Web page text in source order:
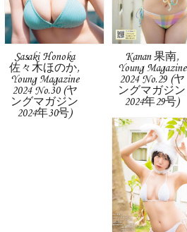
Sasaki Honoka
佐々木ほのか,
Young Magazine
2024 No.30 (ヤ
ングマガジン
2024年30号)
Kanan 果南,
Young Magazine
2024 No.29 (ヤ
ングマガジン
2024年29号)